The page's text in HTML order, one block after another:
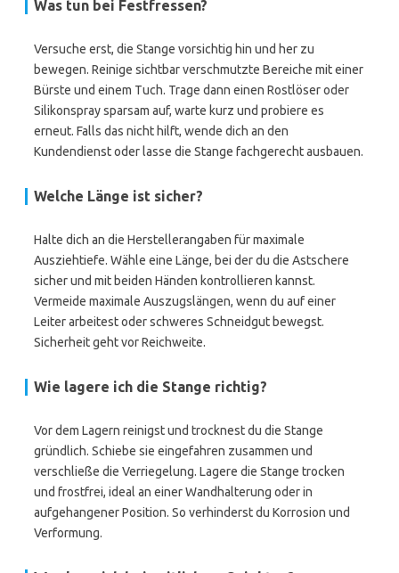
Was tun bei Festfressen?
Versuche erst, die Stange vorsichtig hin und her zu
bewegen. Reinige sichtbar verschmutzte Bereiche mit einer
Bürste und einem Tuch. Trage dann einen Rostlöser oder
Silikonspray sparsam auf, warte kurz und probiere es
erneut. Falls das nicht hilft, wende dich an den
Kundendienst oder lasse die Stange fachgerecht ausbauen.
Welche Länge ist sicher?
Halte dich an die Herstellerangaben für maximale
Ausziehtiefe. Wähle eine Länge, bei der du die Astschere
sicher und mit beiden Händen kontrollieren kannst.
Vermeide maximale Auszugslängen, wenn du auf einer
Leiter arbeitest oder schweres Schneidgut bewegst.
Sicherheit geht vor Reichweite.
Wie lagere ich die Stange richtig?
Vor dem Lagern reinigst und trocknest du die Stange
gründlich. Schiebe sie eingefahren zusammen und
verschließe die Verriegelung. Lagere die Stange trocken
und frostfrei, ideal an einer Wandhalterung oder in
aufgehangener Position. So verhinderst du Korrosion und
Verformung.